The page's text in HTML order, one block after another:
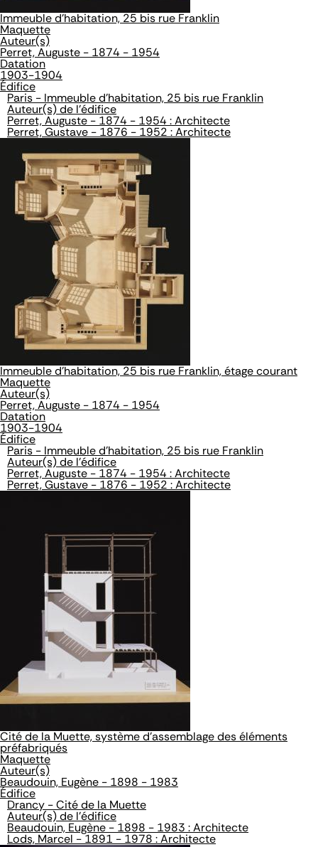
Immeuble d'habitation, 25 bis rue Franklin
Maquette
Auteur(s)
Perret, Auguste - 1874 - 1954
Datation
1903-1904
Édifice
Paris - Immeuble d'habitation, 25 bis rue Franklin
Auteur(s) de l'édifice
Perret, Auguste - 1874 - 1954 : Architecte
Perret, Gustave - 1876 - 1952 : Architecte
Immeuble d'habitation, 25 bis rue Franklin, étage courant
Maquette
Auteur(s)
Perret, Auguste - 1874 - 1954
Datation
1903-1904
Édifice
Paris - Immeuble d'habitation, 25 bis rue Franklin
Auteur(s) de l'édifice
Perret, Auguste - 1874 - 1954 : Architecte
Perret, Gustave - 1876 - 1952 : Architecte
Cité de la Muette, système d'assemblage des éléments
préfabriqués
Maquette
Auteur(s)
Beaudouin, Eugène - 1898 - 1983
Édifice
Drancy - Cité de la Muette
Auteur(s) de l'édifice
Beaudouin, Eugène - 1898 - 1983 : Architecte
Lods, Marcel - 1891 - 1978 : Architecte